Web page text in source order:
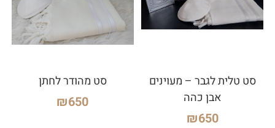
סט טלית לגבר – מעוינים
אבן כהה
₪650
סט מהודר לחתן
₪650